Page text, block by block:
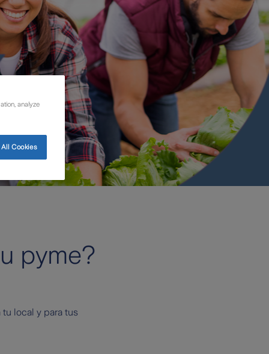
pyme?
local y para tus
analyze
Cookies